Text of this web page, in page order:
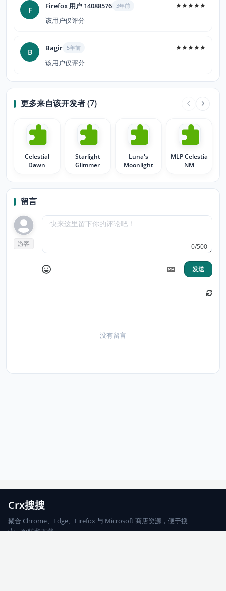
F Firefox 用户 14088576 3年前
该用户仅评分
B Bagir 5年前
该用户仅评分
更多来自该开发者 (7)
Celestial
Dawn
Starlight
Glimmer
Luna's
Moonlight
MLP Celestia
NM
留言
游客 0/500
发送
没有留言
Crx搜搜
聚合 Chrome、Edge、Firefox 与 Microsoft 商店资源，便于搜
索、跳转和下载。